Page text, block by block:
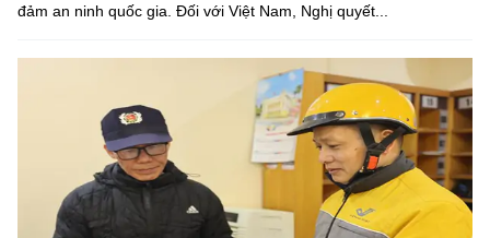
đảm an ninh quốc gia. Đối với Việt Nam, Nghị quyết...